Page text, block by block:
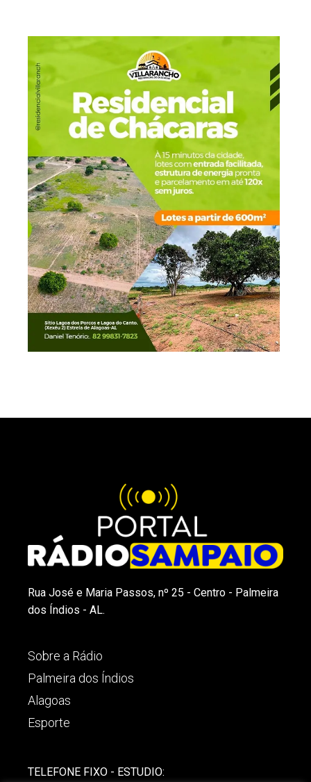
Rua José e Maria Passos, nº 25 - Centro - Palmeira
dos Índios - AL.
Sobre a Rádio
Palmeira dos Índios
Alagoas
Esporte
TELEFONE FIXO - ESTUDIO: